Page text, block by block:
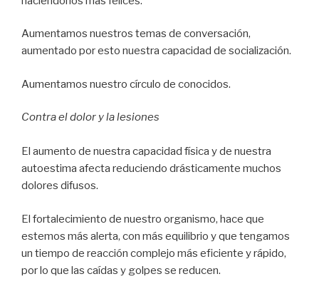
Aumentamos nuestros temas de conversación,
aumentado por esto nuestra capacidad de socialización.
Aumentamos nuestro círculo de conocidos.
Contra el dolor y la lesiones
El aumento de nuestra capacidad física y de nuestra
autoestima afecta reduciendo drásticamente muchos
dolores difusos.
El fortalecimiento de nuestro organismo, hace que
estemos más alerta, con más equilibrio y que tengamos
un tiempo de reacción complejo más eficiente y rápido,
por lo que las caídas y golpes se reducen.